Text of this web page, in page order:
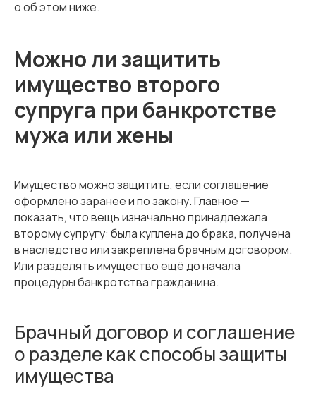
о об этом ниже.
Можно ли защитить
имущество второго
супруга при банкротстве
мужа или жены
Имущество можно защитить, если соглашение
оформлено заранее и по закону. Главное —
показать, что вещь изначально принадлежала
второму супругу: была куплена до брака, получена
в наследство или закреплена брачным договором.
Или разделять имущество ещё до начала
процедуры банкротства гражданина.
Брачный договор и соглашение
о разделе как способы защиты
имущества